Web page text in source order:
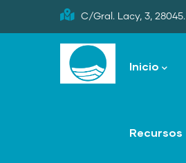
to
C/Gral. Lacy, 3,
navigation
Inicio
Recursos